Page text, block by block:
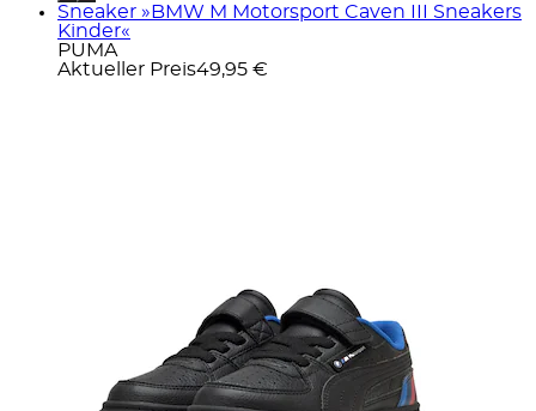
Sneaker »BMW M Motorsport Caven III Sneakers
Kinder«
PUMA
Aktueller Preis49,95 €